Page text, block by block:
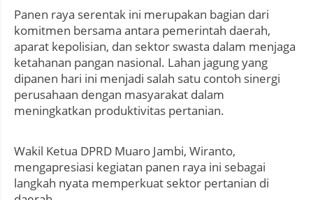
Panen raya serentak ini merupakan bagian dari
komitmen bersama antara pemerintah daerah,
aparat kepolisian, dan sektor swasta dalam menjaga
ketahanan pangan nasional. Lahan jagung yang
dipanen hari ini menjadi salah satu contoh sinergi
perusahaan dengan masyarakat dalam
meningkatkan produktivitas pertanian.
Wakil Ketua DPRD Muaro Jambi, Wiranto,
mengapresiasi kegiatan panen raya ini sebagai
langkah nyata memperkuat sektor pertanian di